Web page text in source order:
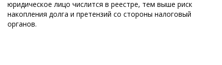
юридическое лицо числится в реестре, тем выше риск
накопления долга и претензий со стороны налоговый
органов.